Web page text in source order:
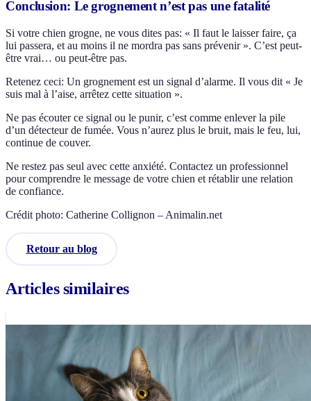
Conclusion: Le grognement n’est pas une fatalité
Si votre chien grogne, ne vous dites pas: « Il faut le laisser faire, ça
lui passera, et au moins il ne mordra pas sans prévenir ». C’est peut-
être vrai… ou peut-être pas.
Retenez ceci: Un grognement est un signal d’alarme. Il vous dit « Je
suis mal à l’aise, arrêtez cette situation ».
Ne pas écouter ce signal ou le punir, c’est comme enlever la pile
d’un détecteur de fumée. Vous n’aurez plus le bruit, mais le feu, lui,
continue de couver.
Ne restez pas seul avec cette anxiété. Contactez un professionnel
pour comprendre le message de votre chien et rétablir une relation
de confiance.
Crédit photo: Catherine Collignon – Animalin.net
Retour au blog
Articles similaires